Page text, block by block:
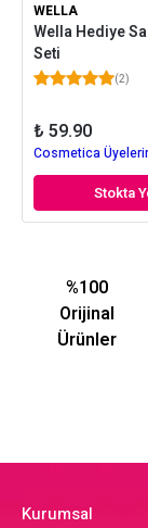
WELLA
Wella Hediye
Seti
(2)
₺ 59.90
Cosmetica
Stokta
%100
Orijinal
Ürünler
Kurumsal